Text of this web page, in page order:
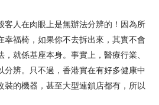
客人在肉眼上是無辦法分辨的！因為所
幸福椅，如果你不去拆出來，其實不會
就係基座本身。事實上，醫療行業、
分辨。只不過，香港實在有好多健康中
裝的機器，甚至大型連鎖店都有，所以